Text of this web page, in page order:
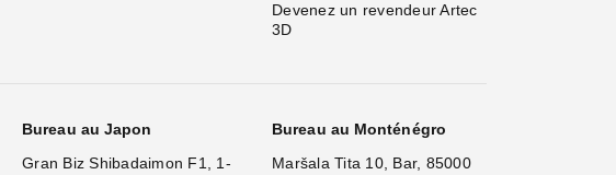
Devenez un revendeur Artec
3D
Bureau au Japon
Gran Biz Shibadaimon F1, 1-
Bureau au Monténégro
Maršala Tita 10, Bar, 85000